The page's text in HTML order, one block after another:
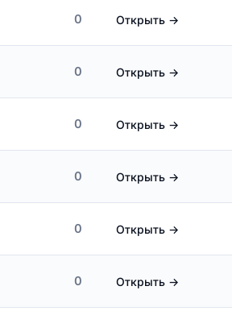
0 Открыть →
0 Открыть →
0 Открыть →
0 Открыть →
0 Открыть →
0 Открыть →